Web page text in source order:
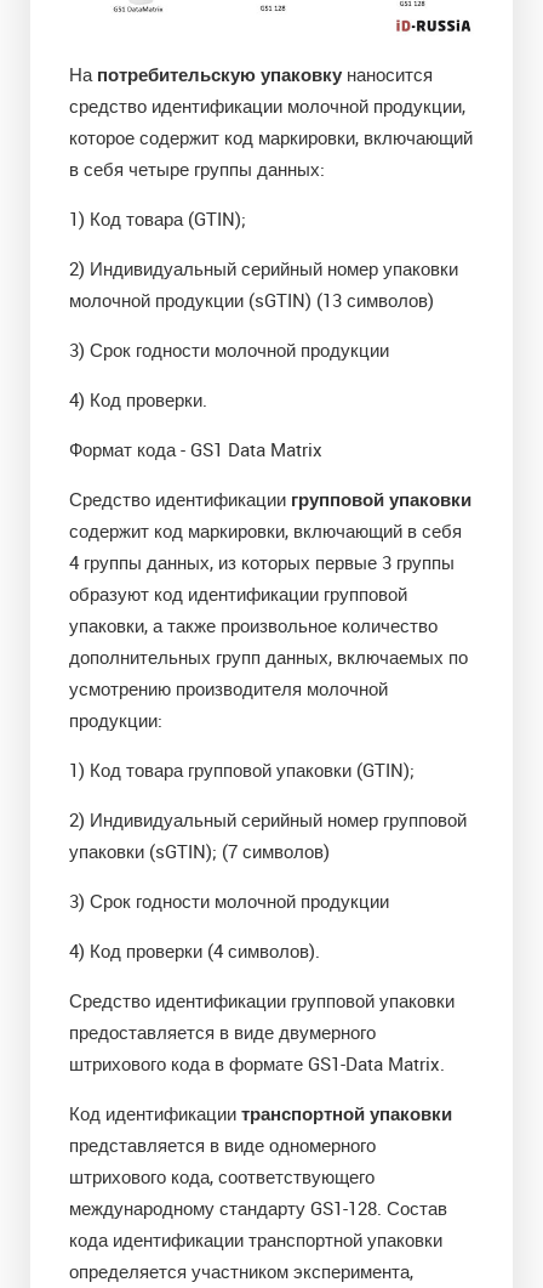
На потребительскую упаковку наносится
средство идентификации молочной продукции,
которое содержит код маркировки, включающий
в себя четыре группы данных:
1) Код товара (GTIN);
2) Индивидуальный серийный номер упаковки
молочной продукции (sGTIN) (13 символов)
3) Срок годности молочной продукции
4) Код проверки.
Формат кода - GS1 Data Matrix
Средство идентификации групповой упаковки
содержит код маркировки, включающий в себя
4 группы данных, из которых первые 3 группы
образуют код идентификации групповой
упаковки, а также произвольное количество
дополнительных групп данных, включаемых по
усмотрению производителя молочной
продукции:
1) Код товара групповой упаковки (GTIN);
2) Индивидуальный серийный номер групповой
упаковки (sGTIN); (7 символов)
3) Срок годности молочной продукции
4) Код проверки (4 символов).
Средство идентификации групповой упаковки
предоставляется в виде двумерного
штрихового кода в формате GS1-Data Matrix.
Код идентификации транспортной упаковки
представляется в виде одномерного
штрихового кода, соответствующего
международному стандарту GS1-128. Состав
кода идентификации транспортной упаковки
определяется участником эксперимента,